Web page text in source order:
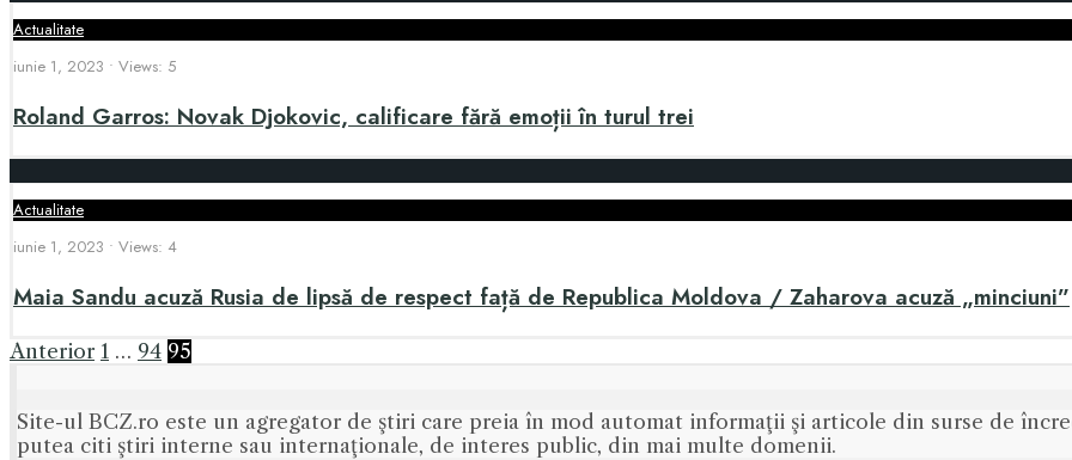
Actualitate
iunie 1, 2023 • Views: 5
Roland Garros: Novak Djokovic, calificare fără emoții în turul trei
Actualitate
iunie 1, 2023 • Views: 4
Maia Sandu acuză Rusia de lipsă de respect față de Republica Moldova / Zaharova acuză „minciuni”
Paginație
articole
Anterior 1 … 94 95
Site-ul BCZ.ro este un agregator de ştiri care preia în mod automat informaţii şi articole din surse de
putea citi ştiri interne sau internaţionale, de interes public, din mai multe domenii.